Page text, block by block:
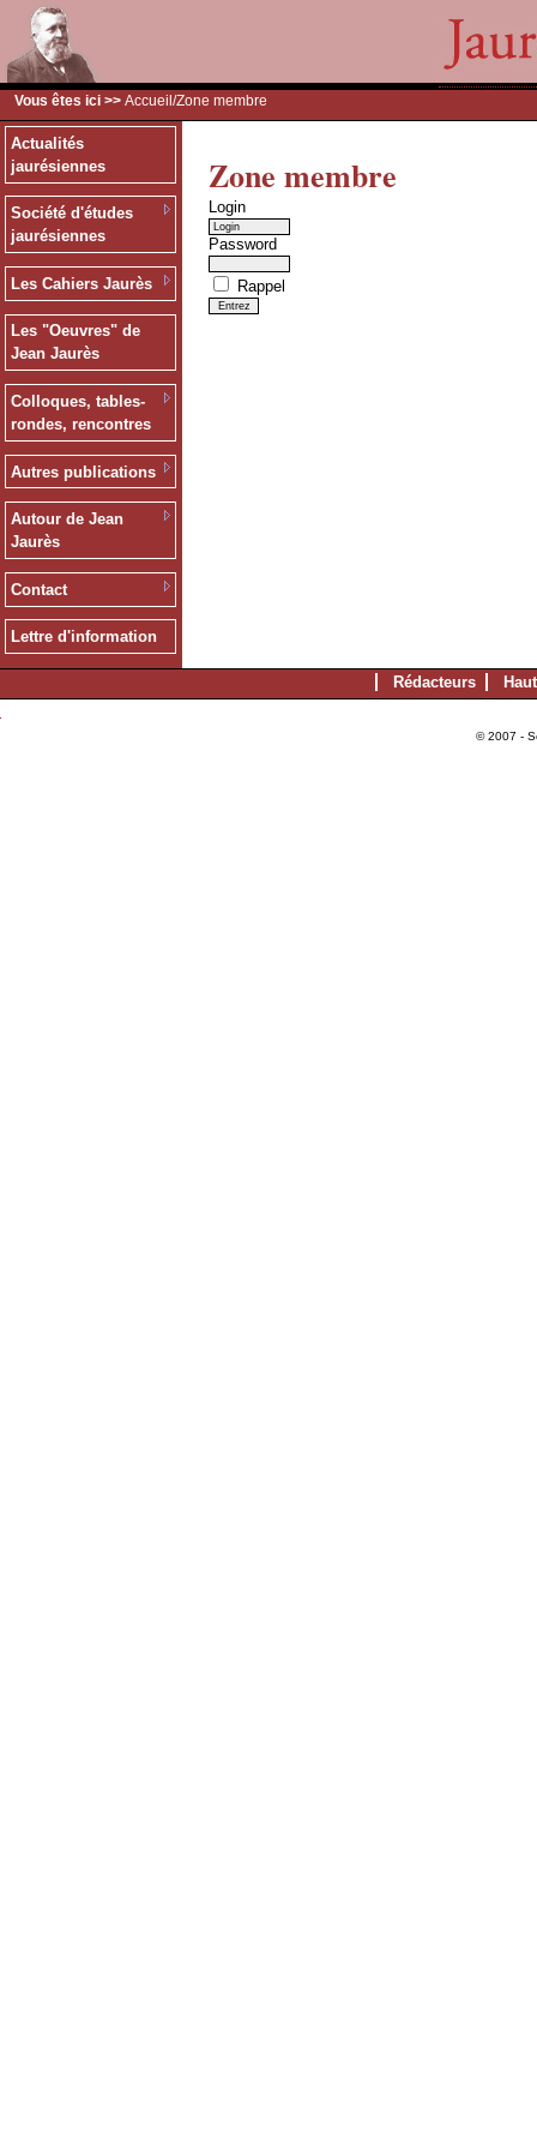
Vous êtes ici >> Accueil /Zone membre
Actualités
jaurésiennes
Société d'études
jaurésiennes
Les Cahiers Jaurès
Les "Oeuvres" de
Jean Jaurès
Colloques, tables-
rondes, rencontres
Autres publications
Autour de Jean
Jaurès
Contact
Lettre d'information
Zone membre
Login
Password
Rappel
Rédacteurs
© 2007 -